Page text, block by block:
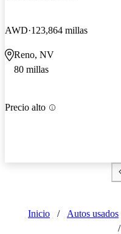
AWD 123,864 millas
Reno, NV
80 millas
Precio alto
Inicio / Autos usados
/